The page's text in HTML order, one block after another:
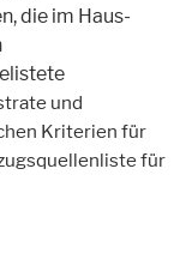
die im Haus-
und
Kriterien für
für